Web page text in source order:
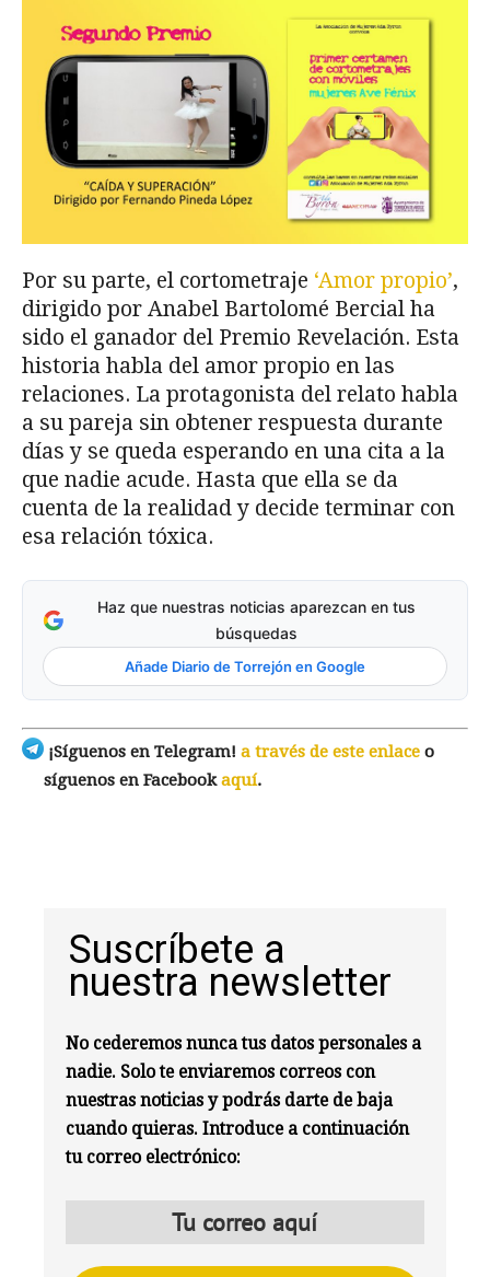
Por su parte, el cortometraje ‘Amor propio’,
dirigido por Anabel Bartolomé Bercial ha
sido el ganador del Premio Revelación. Esta
historia habla del amor propio en las
relaciones. La protagonista del relato habla
a su pareja sin obtener respuesta durante
días y se queda esperando en una cita a la
que nadie acude. Hasta que ella se da
cuenta de la realidad y decide terminar con
esa relación tóxica.
Haz que nuestras noticias aparezcan en tus
búsquedas
Añade Diario de Torrejón en Google
¡Síguenos en Telegram! a través de este enlace o
síguenos en Facebookaquí.
Suscríbete a
nuestra newsletter
No cederemos nunca tus datos personales a
nadie. Solo te enviaremos correos con
nuestras noticias y podrás darte de baja
cuando quieras. Introduce a continuación
tu correo electrónico: